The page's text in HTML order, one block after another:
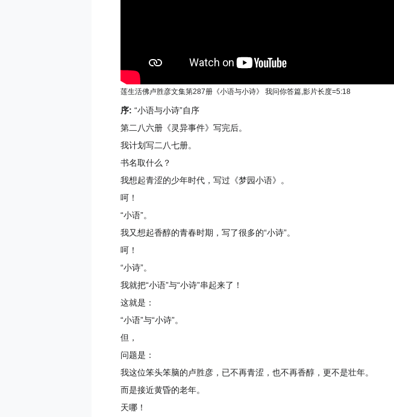
莲生活佛卢胜彦文集第287册《小语与小诗》 我问你答篇,影片长度=5:18
序: “小语与小诗”自序
第二八六册《灵异事件》写完后。
我计划写二八七册。
书名取什么？
我想起青涩的少年时代，写过《梦园小语》。
呵！
“小语”。
我又想起香醇的青春时期，写了很多的“小诗”。
呵！
“小诗”。
我就把“小语”与“小诗”串起来了！
这就是：
“小语”与“小诗”。
但，
问题是：
我这位笨头笨脑的卢胜彦，已不再青涩，也不再香醇，更不是壮年。
而是接近黄昏的老年。
天哪！